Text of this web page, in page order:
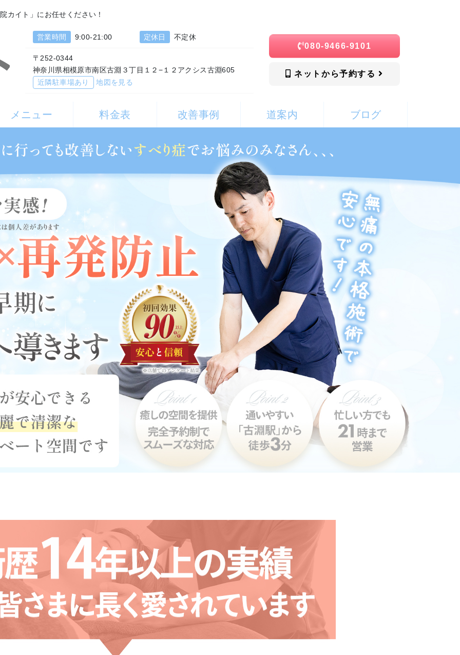
カイト」にお任せください！
営業時間 9:00-21:00 定休日 不定休
〒252-0344
神奈川県相模原市南区古淵３丁目１２−１２アクシス古淵605
近隣駐車場あり
地図を見る
080-9466-9101
ネットから予約する
メニュー 料金表 改善事例 道案内 ブログ